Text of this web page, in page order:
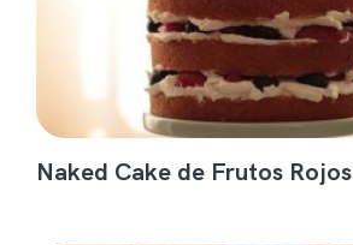
Naked Cake de Frutos Rojos